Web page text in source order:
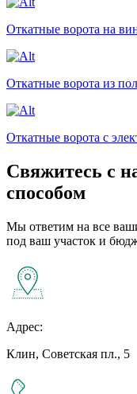
Откатные ворота на
Откатные ворота из
Откатные ворота с
Свяжитесь с
способом
Мы ответим на все
под ваш участок и
Адрес:
Клин, Советская пл., 5